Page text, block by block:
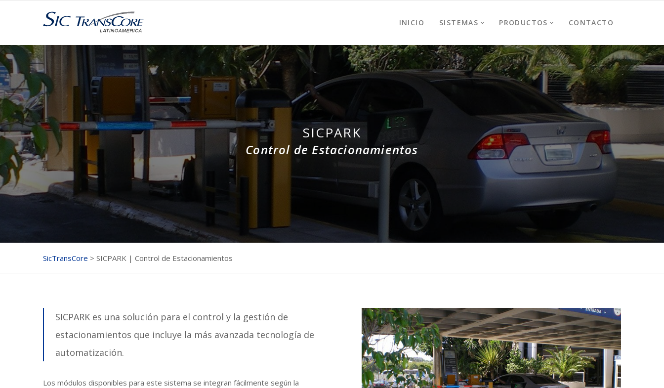
INICIO SISTEMAS PRODUCTOS CONTACTO
SICPARK
Control de Estacionamientos
SicTransCore > SICPARK | Control de Estacionamientos
SICPARK es una solución para el control y la gestión de
estacionamientos que incluye la más avanzada tecnología de
automatización.
Los módulos disponibles para este sistema se integran fácilmente según la